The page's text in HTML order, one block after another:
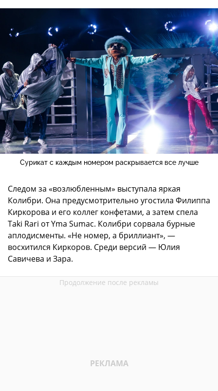
Сурикат с каждым номером раскрывается все лучше
Следом за «возлюбленным» выступала яркая
Колибри. Она предусмотрительно угостила Филиппа
Киркорова и его коллег конфетами, а затем спела
Taki Rari от Yma Sumac. Колибри сорвала бурные
аплодисменты. «Не номер, а бриллиант», —
восхитился Киркоров. Среди версий — Юлия
Савичева и Зара.